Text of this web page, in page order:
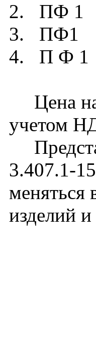
2. ПФ 1
3. ПФ1
4. П Ф 1
Цена на
учетом
3.407.1-
меняться
изделий